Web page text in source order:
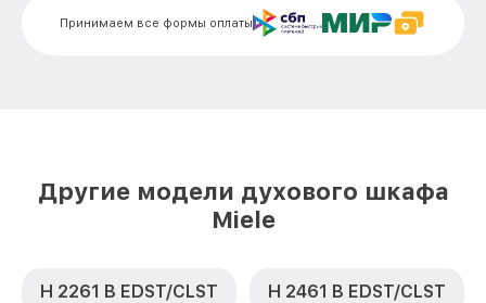
Замена термодатчика H 4710 B ED Miele от 900₽
Принимаем все формы оплаты
Другие модели духового шкафа
Miele
H 2261 B EDST/CLST H 2461 B EDST/CLST